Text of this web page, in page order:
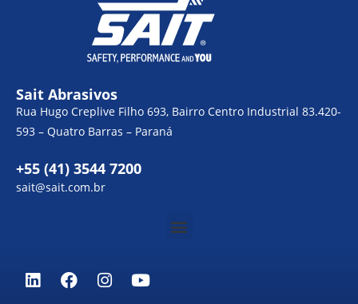
Sait Abrasivos
Rua Hugo Creplive Filho 693, Bairro Centro Industrial 83.420-
593 – Quatro Barras – Paraná
+55 (41) 3544 7200
sait@sait.com.br
Menu
L
i
F
a
I
n
Y
o